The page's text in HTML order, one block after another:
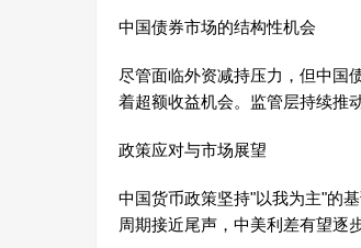
中国债券市场的结构性机会
尽管面临外资减持压力，但中国
着超额收益机会。监管层持续推
政策应对与市场展望
中国货币政策坚持"以我为主"的
周期接近尾声，中美利差有望逐